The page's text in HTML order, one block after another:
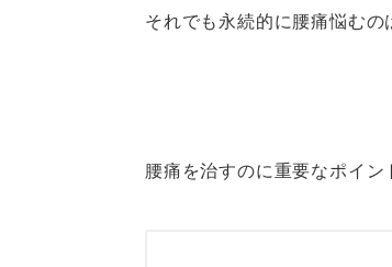
それでも永続的に腰痛悩むの
腰痛を治すのに重要なポイン